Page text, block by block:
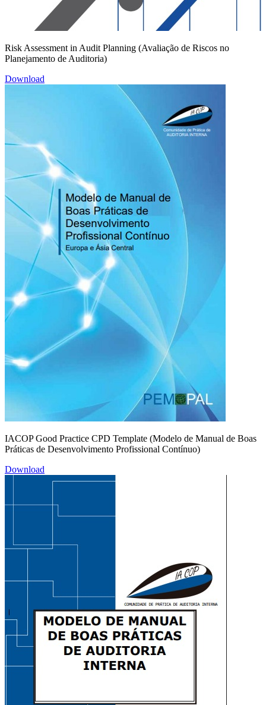
Risk Assessment in Audit Planning (Avaliação de Riscos no
Planejamento de Auditoria)
Download
IACOP Good Practice CPD Template (Modelo de Manual de Boas
Práticas de Desenvolvimento Profissional Contínuo)
Download